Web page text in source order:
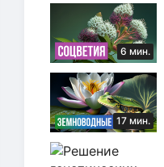
6 мин.
17 мин.